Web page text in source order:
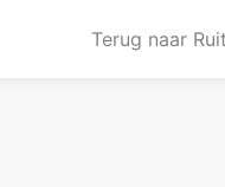
Terug naar